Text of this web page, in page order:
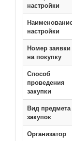
настройки
настройки
Номер заявки
на покупку
Способ
проведения
закупки
Вид предмета
закупок
Организатор